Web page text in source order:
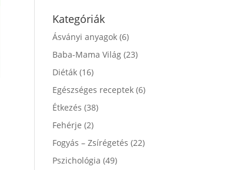
Kategóriák
Ásványi anyagok (6)
Baba-Mama Világ (23)
Diéták (16)
Egészséges receptek (6)
Étkezés (38)
Fehérje (2)
Fogyás – Zsírégetés (22)
Pszichológia (49)